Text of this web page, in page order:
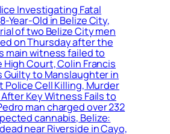
Investigating Fatal
Year-Old in Belize City,
of two Belize City men
on Thursday after the
main witness failed to
Court, Colin Francis
Guilty to Manslaughter in
Police Cell Killing, Murder
Key Witness Fails to
man charged over 232
cannabis, Belize:
near Riverside in Cayo,